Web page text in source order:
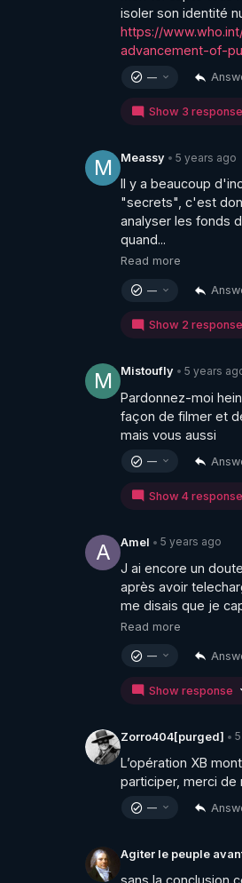
https://
advancement-of-
—
Show 3
M Meassy • 5 years ago
Il y a beaucoup
"secrets", c'est
analyser les fonds
quand...
Read more
—
Show 2
M Mistoufly • 5 years
Pardonnez-moi
façon de filmer et
mais vous aussi
—
Show 4
A Amel • 5 years ago
J ai encore un
après avoir
me disais que je
Read more
—
Show response
Zorro404[purged] •
L’opération XB
participer, merci de
—
Agiter le peuple
sans la conclusion